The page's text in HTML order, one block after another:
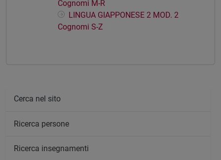
Cognomi M-R
LINGUA GIAPPONESE 2 MOD. 2
Cognomi S-Z
Cerca nel sito
Ricerca persone
Ricerca insegnamenti